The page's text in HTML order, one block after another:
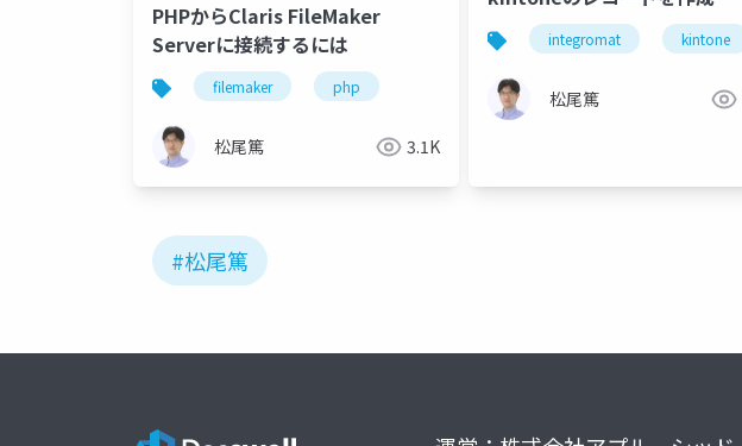
PHPからClaris FileMaker
Serverに接続するには
filemaker php
松尾篤 3.1K
integromat kintone
松尾篤
#松尾篤